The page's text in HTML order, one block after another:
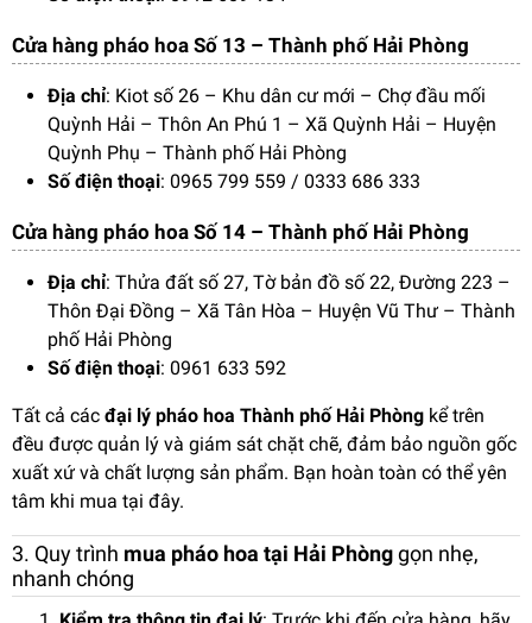
Cửa hàng pháo hoa Số 13 – Thành phố Hải Phòng
Địa chỉ: Kiot số 26 – Khu dân cư mới – Chợ đầu mối
Quỳnh Hải – Thôn An Phú 1 – Xã Quỳnh Hải – Huyện
Quỳnh Phụ – Thành phố Hải Phòng
Số điện thoại: 0965 799 559 / 0333 686 333
Cửa hàng pháo hoa Số 14 – Thành phố Hải Phòng
Địa chỉ: Thửa đất số 27, Tờ bản đồ số 22, Đường 223 –
Thôn Đại Đồng – Xã Tân Hòa – Huyện Vũ Thư – Thành
phố Hải Phòng
Số điện thoại: 0961 633 592
Tất cả các đại lý pháo hoa Thành phố Hải Phòng kể trên
đều được quản lý và giám sát chặt chẽ, đảm bảo nguồn gốc
xuất xứ và chất lượng sản phẩm. Bạn hoàn toàn có thể yên
tâm khi mua tại đây.
3. Quy trình mua pháo hoa tại Hải Phònggọn nhẹ,
nhanh chóng